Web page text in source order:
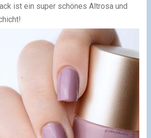
ist ein super schönes Altrosa und